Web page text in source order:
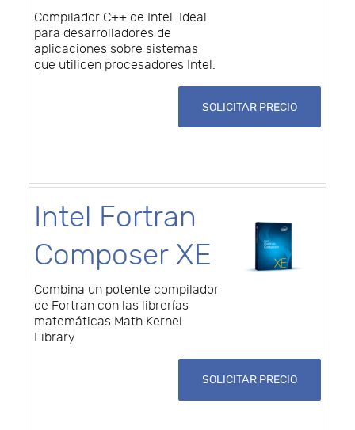
Compilador C++ de Intel. Ideal
para desarrolladores de
aplicaciones sobre sistemas
que utilicen procesadores Intel.
SOLICITAR PRECIO
Intel Fortran
Composer XE
Combina un potente compilador
de Fortran con las librerías
matemáticas Math Kernel
Library
SOLICITAR PRECIO